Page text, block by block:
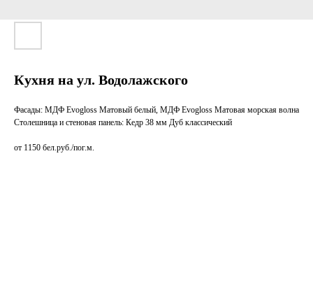
Кухня на ул. Водолажского
Фасады: МДФ Evogloss Матовый белый, МДФ Evogloss Матовая морская волна
Столешница и стеновая панель: Кедр 38 мм Дуб классический
от 1150 бел.руб./пог.м.